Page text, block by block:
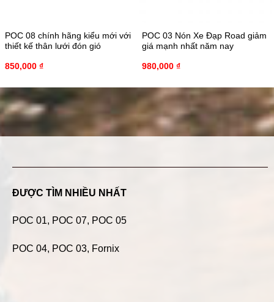
POC 08 chính hãng kiểu mới với
thiết kế thân lưới đón gió
850,000 ₫
POC 03 Nón Xe Đạp Road giảm
giá mạnh nhất năm nay
980,000 ₫
ĐƯỢC TÌM NHIỀU NHẤT
POC 01, POC 07, POC 05
POC 04, POC 03, Fornix